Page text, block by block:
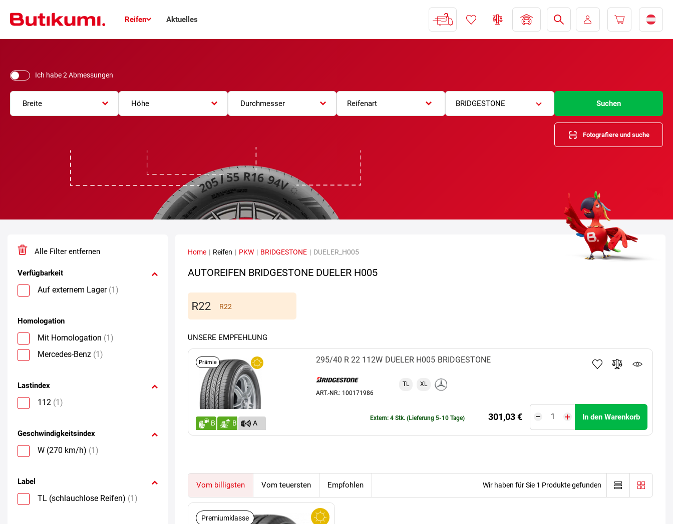
Reifen Aktuelles
Ich habe 2 Abmessungen
Breite Höhe Durchmesser Reifenart BRIDGESTONE Suchen
Fotografiere und suche
Alle Filter entfernen
Verfügbarkeit
Auf externem Lager (1)
Homologation
Mit Homologation (1)
Mercedes-Benz (1)
Lastindex
112 (1)
Geschwindigkeitsindex
W (270 km/h) (1)
Label
TL (schlauchlose Reifen) (1)
Home | Reifen | PKW | BRIDGESTONE | DUELER_H005
AUTOREIFEN BRIDGESTONE DUELER H005
R22
UNSERE EMPFEHLUNG
Prämie
B B
A
(71)
BRIDGESTONE
DUELER H005
295/40 R 22 112W
ART.-NR.: 100171986
TL XL
301,03 €
Extern: 4 Stk. (Lieferung 5-10 Tage) In den Warenkorb
Vom billigsten Vom teuersten Empfohlen Wir haben für Sie 1 Produkte gefunden
Premiumklasse